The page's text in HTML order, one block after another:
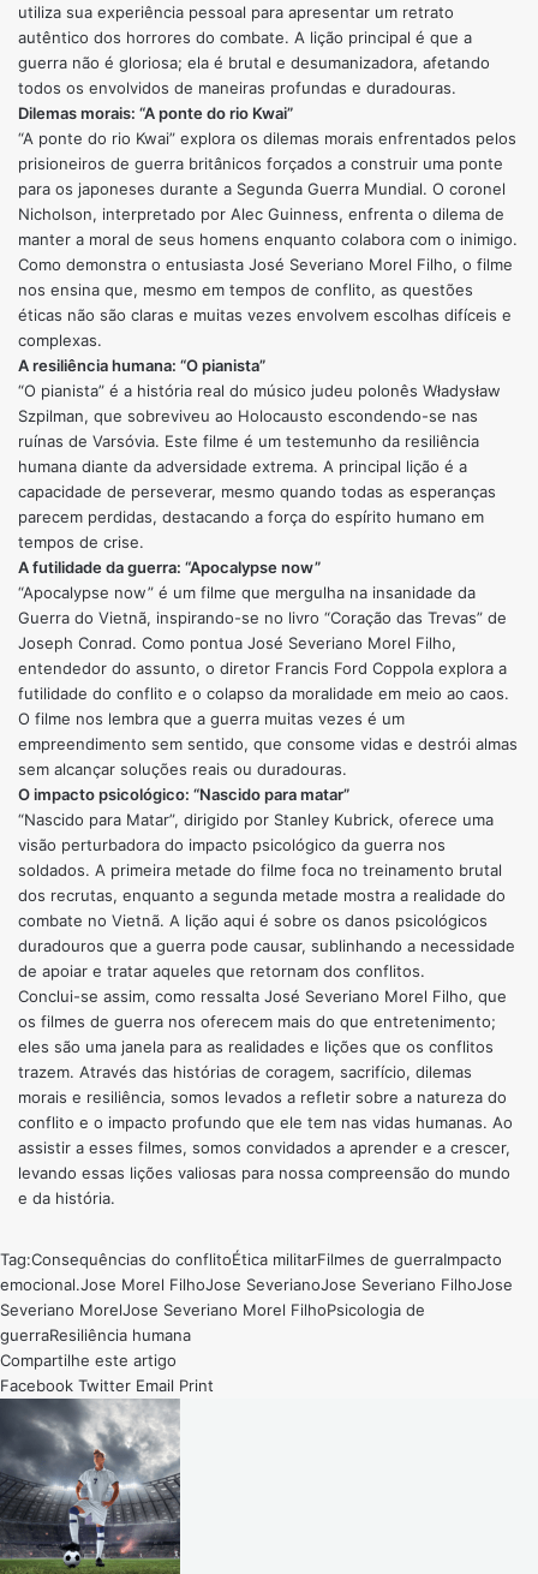
utiliza sua experiência pessoal para apresentar um retrato
autêntico dos horrores do combate. A lição principal é que a
guerra não é gloriosa; ela é brutal e desumanizadora, afetando
todos os envolvidos de maneiras profundas e duradouras.
Dilemas morais: “A ponte do rio Kwai”
“A ponte do rio Kwai” explora os dilemas morais enfrentados pelos
prisioneiros de guerra britânicos forçados a construir uma ponte
para os japoneses durante a Segunda Guerra Mundial. O coronel
Nicholson, interpretado por Alec Guinness, enfrenta o dilema de
manter a moral de seus homens enquanto colabora com o inimigo.
Como demonstra o entusiasta José Severiano Morel Filho, o filme
nos ensina que, mesmo em tempos de conflito, as questões
éticas não são claras e muitas vezes envolvem escolhas difíceis e
complexas.
A resiliência humana: “O pianista”
“O pianista” é a história real do músico judeu polonês Władysław
Szpilman, que sobreviveu ao Holocausto escondendo-se nas
ruínas de Varsóvia. Este filme é um testemunho da resiliência
humana diante da adversidade extrema. A principal lição é a
capacidade de perseverar, mesmo quando todas as esperanças
parecem perdidas, destacando a força do espírito humano em
tempos de crise.
A futilidade da guerra: “Apocalypse now”
“Apocalypse now” é um filme que mergulha na insanidade da
Guerra do Vietnã, inspirando-se no livro “Coração das Trevas” de
Joseph Conrad. Como pontua José Severiano Morel Filho,
entendedor do assunto, o diretor Francis Ford Coppola explora a
futilidade do conflito e o colapso da moralidade em meio ao caos.
O filme nos lembra que a guerra muitas vezes é um
empreendimento sem sentido, que consome vidas e destrói almas
sem alcançar soluções reais ou duradouras.
O impacto psicológico: “Nascido para matar”
“Nascido para Matar”, dirigido por Stanley Kubrick, oferece uma
visão perturbadora do impacto psicológico da guerra nos
soldados. A primeira metade do filme foca no treinamento brutal
dos recrutas, enquanto a segunda metade mostra a realidade do
combate no Vietnã. A lição aqui é sobre os danos psicológicos
duradouros que a guerra pode causar, sublinhando a necessidade
de apoiar e tratar aqueles que retornam dos conflitos.
Conclui-se assim, como ressalta José Severiano Morel Filho, que
os filmes de guerra nos oferecem mais do que entretenimento;
eles são uma janela para as realidades e lições que os conflitos
trazem. Através das histórias de coragem, sacrifício, dilemas
morais e resiliência, somos levados a refletir sobre a natureza do
conflito e o impacto profundo que ele tem nas vidas humanas. Ao
assistir a esses filmes, somos convidados a aprender e a crescer,
levando essas lições valiosas para nossa compreensão do mundo
e da história.
Tag:Consequências do conflitoÉtica militarFilmes de guerraImpacto
emocional.Jose Morel FilhoJose SeverianoJose Severiano FilhoJose
Severiano MorelJose Severiano Morel FilhoPsicologia de
guerraResiliência humana
Compartilhe este artigo
Facebook Twitter Email Print